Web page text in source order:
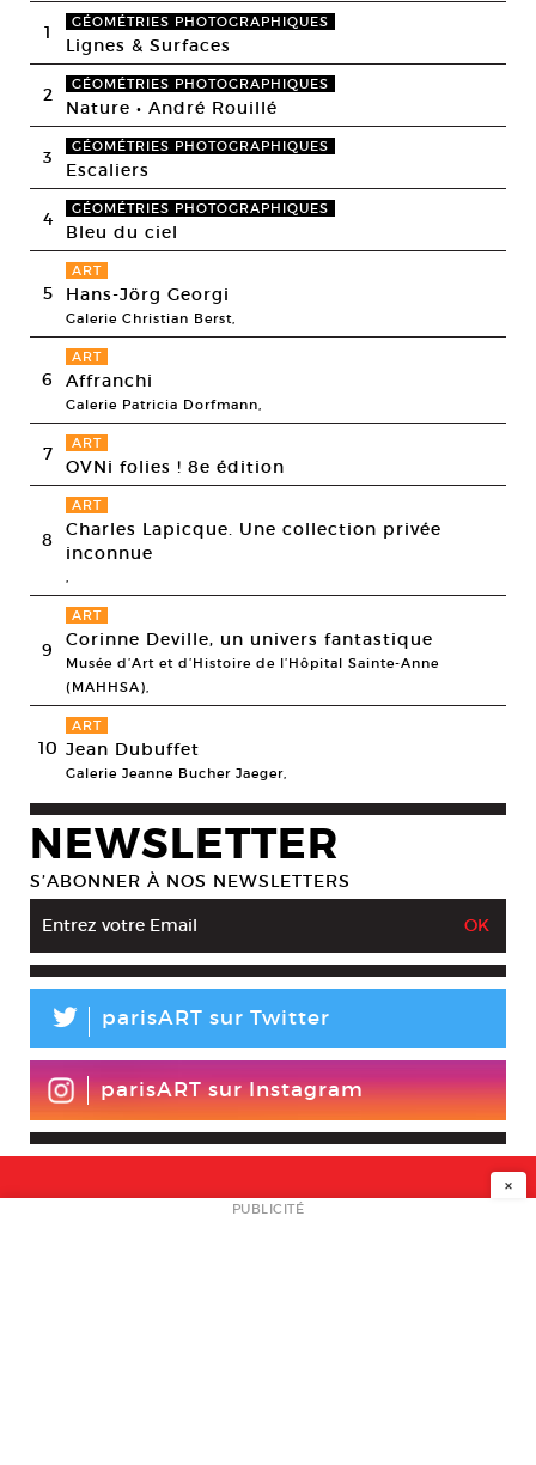
1 GÉOMÉTRIES PHOTOGRAPHIQUES
Lignes & Surfaces
2 GÉOMÉTRIES PHOTOGRAPHIQUES
Nature • André Rouillé
3 GÉOMÉTRIES PHOTOGRAPHIQUES
Escaliers
4 GÉOMÉTRIES PHOTOGRAPHIQUES
Bleu du ciel
5
ART
Hans-Jörg Georgi
Galerie Christian Berst,
6
ART
Affranchi
Galerie Patricia Dorfmann,
7 ART
OVNi folies ! 8e édition
8
ART
Charles Lapicque. Une collection privée
inconnue
,
9
ART
Corinne Deville, un univers fantastique
Musée d’Art et d’Histoire de l’Hôpital Sainte-Anne
(MAHHSA),
10
ART
Jean Dubuffet
Galerie Jeanne Bucher Jaeger,
NEWSLETTER
S’ABONNER À NOS NEWSLETTERS
L parisART sur Twitter
parisART sur Instagram
NEWSLETTER
×
PUBLICITÉ